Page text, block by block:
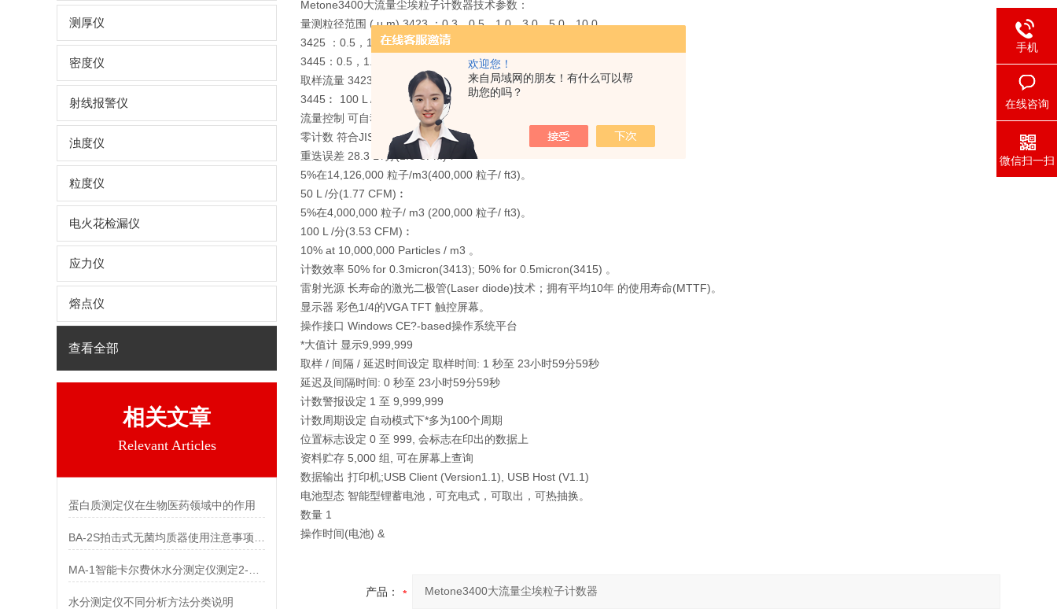
欢迎您！
来自局域网的朋友！有什么可以帮
助您的吗？
测厚仪
密度仪
射线报警仪
浊度仪
粒度仪
电火花检漏仪
应力仪
熔点仪
查看全部
相关文章
Relevant Articles
蛋白质测定仪在生物医药领域中的作用
水分测定仪不同分析方法分类说明
Metone3400大流量尘埃粒子计数器技术参数：
量测粒径范围 ( μ m) 3423 ：0.3，0.5，1.0，3.0，5.0，10.0。
3425 ：0.5，1.0，2.0，3.0，5.0，10.0。
3445：0.5，1.0，2.0，3.0，5.0，10.0。
取样流量 3423 和 3425︰ 50 L /分(1.77 CFM) 。
3445︰ 100 L /分(3.53 CFM) 。
流量控制 可自动调节控制流速维持在 1CFM/ 1.77CFM/3.53CFM。
零计数 符合JIS9921 规定。取样5分钟计数小于1颗或更少。
重迭误差 28.3 L /分(1.0 CFM)︰
5%在14,126,000 粒子/m3(400,000 粒子/ ft3)。
50 L /分(1.77 CFM)︰
5%在4,000,000 粒子/ m3 (200,000 粒子/ ft3)。
100 L /分(3.53 CFM)︰
10% at 10,000,000 Particles / m3 。
计数效率 50% for 0.3micron(3413); 50% for 0.5micron(3415) 。
雷射光源 长寿命的激光二极管(Laser diode)技术；拥有平均10年 的使用寿命(MTTF)。
显示器 彩色1/4的VGA TFT 触控屏幕。
操作接口 Windows CE?-based操作系统平台
*大值计 显示9,999,999
取样 / 间隔 / 延迟时间设定 取样时间: 1 秒至 23小时59分59秒
延迟及间隔时间: 0 秒至 23小时59分59秒
计数警报设定 1 至 9,999,999
计数周期设定 自动模式下*多为100个周期
位置标志设定 0 至 999, 会标志在印出的数据上
资料贮存 5,000 组, 可在屏幕上查询
数据输出 打印机;USB Client (Version1.1), USB Host (V1.1)
电池型态 智能型锂蓄电池，可充电式，可取出，可热抽换。
数量 1
操作时间(电池) &
产品：
手机
在线咨询
微信扫一扫